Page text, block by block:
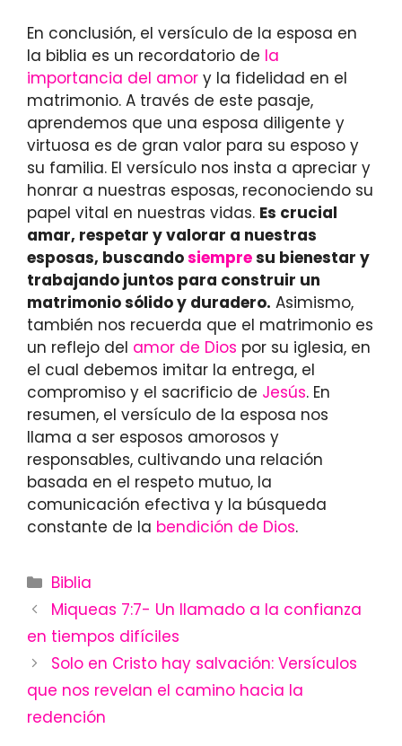
En conclusión, el versículo de la esposa en
la biblia es un recordatorio de la
importancia del amor y la fidelidad en el
matrimonio. A través de este pasaje,
aprendemos que una esposa diligente y
virtuosa es de gran valor para su esposo y
su familia. El versículo nos insta a apreciar y
honrar a nuestras esposas, reconociendo su
papel vital en nuestras vidas. Es crucial
amar, respetar y valorar a nuestras
esposas, buscandosiempresu bienestar y
trabajando juntos para construir un
matrimonio sólido y duradero. Asimismo,
también nos recuerda que el matrimonio es
un reflejo del amor de Dios por su iglesia, en
el cual debemos imitar la entrega, el
compromiso y el sacrificio de Jesús. En
resumen, el versículo de la esposa nos
llama a ser esposos amorosos y
responsables, cultivando una relación
basada en el respeto mutuo, la
comunicación efectiva y la búsqueda
constante de la bendición de Dios.
Categories
Biblia
Miqueas 7:7- Un llamado a la confianza
en tiempos difíciles
Solo en Cristo hay salvación: Versículos
que nos revelan el camino hacia la
redención